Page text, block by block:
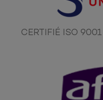
CERTIFIÉ ISO 9001